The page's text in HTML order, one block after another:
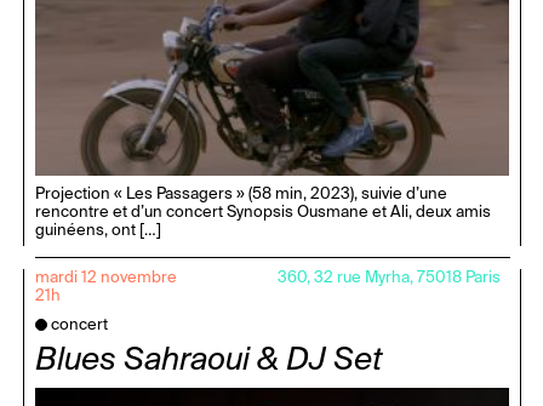
Projection « Les Passagers » (58 min, 2023), suivie d’une
rencontre et d’un concert Synopsis Ousmane et Ali, deux amis
guinéens, ont […]
mardi 12 novembre
21h
360, 32 rue Myrha, 75018 Paris
concert
Blues Sahraoui & DJ Set